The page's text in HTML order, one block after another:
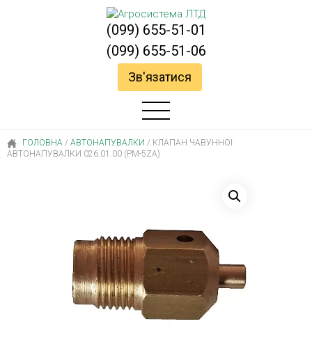
(099) 655-51-01
(099) 655-51-06
Зв'язатися
ГОЛОВНА / AВТОНАПУВАЛКИ / КЛАПАН ЧАВУННОЇ
АВТОНАПУВАЛКИ 026.01.00 (РМ-5ZA)